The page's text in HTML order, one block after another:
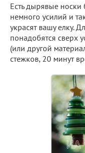
Есть дырявые носки
немного усилий и
украсят вашу елку.
понадобятся сверх
(или другой
стежков, 20 минут